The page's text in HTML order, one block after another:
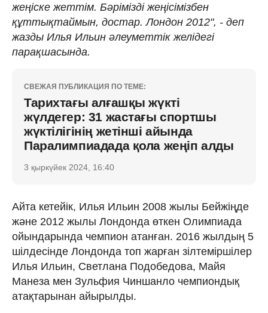
жеңіске жеттім. Бәрімізді жеңісімізбен
құттықтаймын, достар. Лондон 2012", - деп
жазды Илья Ильин әлеуметтік желідегі
парақшасында.
СВЕЖАЯ ПУБЛИКАЦИЯ ПО ТЕМЕ:
Тарихтағы алғашқы жүкті
жүлдегер: 31 жастағы спортшы
жүктілігінің жетінші айында
Паралимпиадада қола жеңіп алды
3 қыркүйек 2024, 16:40
Айта кетейік, Илья Ильин 2008 жылы Бейжіңде
және 2012 жылы Лондонда өткен Олимпиада
ойындарында чемпион атанған. 2016 жылдың 5
шілдесінде Лондонда топ жарған зілтеміршілер
Илья Ильин, Светлана Подобедова, Майя
Манеза мен Зульфия Чиншанло чемпиондық
атақтарынан айырылды.